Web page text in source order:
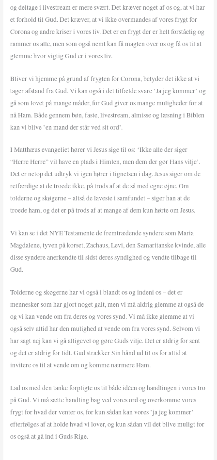
og deltage i livestream er mere svært. Det kræver noget af os og, at vi har
et forhold til Gud. Det kræver, at vi ikke overmandes af vores frygt for
Corona og andre kriser i vores liv. Det er en frygt der er helt forståelig og
rammer os alle, men som også nemt kan få magten over os og få os til at
glemme hvor vigtig Gud er i vores liv.
Bliver vi hjemme på grund af frygten for Corona, betyder det ikke at vi
tager afstand fra Gud. Vi kan også i det tilfælde svare ’Ja jeg kommer’ og
gå som lovet på mange måder, for Gud giver os mange muligheder for at
nå Ham. Både gennem bøn, faste, livestream, almisse og læsning i Biblen
kan vi blive ’en mand der står ved sit ord’.
I Matthæus evangeliet hører vi Jesus sige til os: ‘Ikke alle der siger
“Herre Herre” vil have en plads i Himlen, men dem der gør Hans vilje’.
Det er netop det udtryk vi igen hører i lignelsen i dag. Jesus siger om de
retfærdige at de troede ikke, på trods af at de så med egne øjne. Om
tolderne og skøgerne – altså de laveste i samfundet – siger han at de
troede ham, og det er på trods af at mange af dem kun hørte om Jesus.
Vi kan se i det NYE Testamente de fremtrædende syndere som Maria
Magdalene, tyven på korset, Zachaus, Levi, den Samaritanske kvinde, alle
disse syndere anerkendte til sidst deres syndighed og vendte tilbage til
Gud.
Tolderne og skøgerne har vi også i blandt os og indeni os – det er
mennesker som har gjort noget galt, men vi må aldrig glemme at også de
og vi kan vende om fra deres og vores synd. Vi må ikke glemme at vi
også selv altid har den mulighed at vende om fra vores synd. Selvom vi
har sagt nej kan vi gå alligevel og gøre Guds vilje. Det er aldrig for sent
og det er aldrig for lidt. Gud strækker Sin hånd ud til os for altid at
invitere os til at vende om og komme nærmere Ham.
Lad os med den tanke forpligte os til både idéen og handlingen i vores tro
på Gud. Vi må sætte handling bag ved vores ord og overkomme vores
frygt for hvad der venter os, for kun sådan kan vores ’ja jeg kommer’
efterfølges af at holde hvad vi lover, og kun sådan vil det blive muligt for
os også at gå ind i Guds Rige.